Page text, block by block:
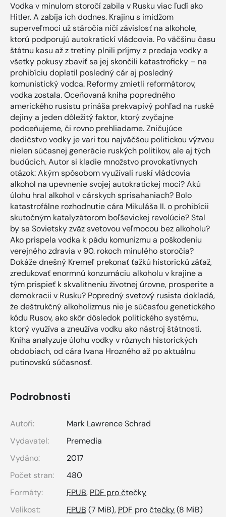
Vodka v minulom storočí zabila v Rusku viac ľudí ako
Hitler. A zabíja ich dodnes. Krajinu s imidžom
superveľmoci už stáročia ničí závislosť na alkohole,
ktorú podporujú autokratickí vládcovia. Po väčšinu času
štátnu kasu až z tretiny plnili príjmy z predaja vodky a
všetky pokusy zbaviť sa jej skončili katastroficky – na
prohibíciu doplatil posledný cár aj posledný
komunistický vodca. Reformy zmietli reformátorov,
vodka zostala. Oceňovaná kniha popredného
amerického rusistu prináša prekvapivý pohľad na ruské
dejiny a jeden dôležitý faktor, ktorý zvyčajne
podceňujeme, či rovno prehliadame. Zničujúce
dedičstvo vodky je vari tou najväčšou politickou výzvou
nielen súčasnej generácie ruských politikov, ale aj tých
budúcich. Autor si kladie množstvo provokatívnych
otázok: Akým spôsobom využívali ruskí vládcovia
alkohol na upevnenie svojej autokratickej moci? Akú
úlohu hral alkohol v cárskych sprisahaniach? Bolo
katastrofálne rozhodnutie cára Mikuláša II. o prohibícii
skutočným katalyzátorom boľševickej revolúcie? Stal
by sa Sovietsky zväz svetovou veľmocou bez alkoholu?
Ako prispela vodka k pádu komunizmu a poškodeniu
verejného zdravia v 90. rokoch minulého storočia?
Dokáže dnešný Kremeľ prekonať ťažkú historickú záťaž,
zredukovať enormnú konzumáciu alkoholu v krajine a
tým prispieť k skvalitneniu životnej úrovne, prosperite a
demokracii v Rusku? Popredný svetový rusista dokladá,
že deštrukčný alkoholizmus nie je súčasťou genetického
kódu Rusov, ako skôr dôsledok politického systému,
ktorý využíva a zneužíva vodku ako nástroj štátnosti.
Kniha analyzuje úlohu vodky v rôznych historických
obdobiach, od cára Ivana Hrozného až po aktuálnu
putinovskú súčasnosť.
Podrobnosti
Autoři:
Mark Lawrence Schrad
Vydavatel:
Premedia
Vydáno:
2017
Počet stran:
480
Formáty:
EPUB,PDF pro čtečky
Velikost:
EPUB (7 MiB),PDF pro čtečky(8 MiB)